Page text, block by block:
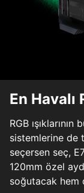
En Havalı
RGB
sistemlerine de
seçersen seç,
120mm özel
soğutacak hem